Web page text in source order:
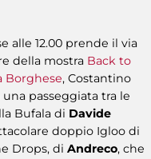
alle 12.00 prende il via
della mostra Back to
Borghese, Costantino
passeggiata tra le
Bufala di Davide
doppio Igloo di
Drops, di Andreco, che